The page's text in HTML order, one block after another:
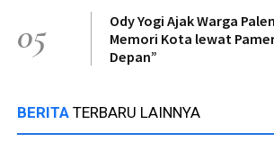
05
Ody Yogi Ajak Warga
Memori Kota lewat
Depan”
BERITA TERBARU LAINNYA